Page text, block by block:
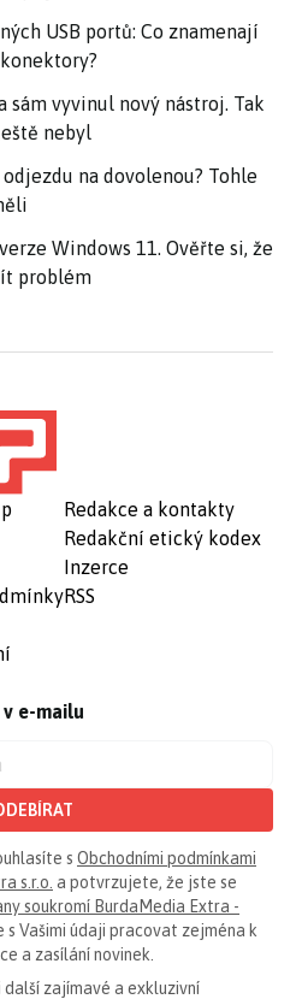
USB portů: Co znamenají
sám vyvinul nový nástroj. Tak
nebyl
na dovolenou? Tohle
Windows 11. Ověřte si, že
problém
Redakce a kontakty
Redakční etický kodex
Inzerce
RSS
e-mailu
s Obchodními podmínkami
s.r.o. a potvrzujete, že jste se
soukromí BurdaMedia Extra -
s Vašimi údaji pracovat zejména k
a zasílání novinek.
zajímavé a exkluzivní